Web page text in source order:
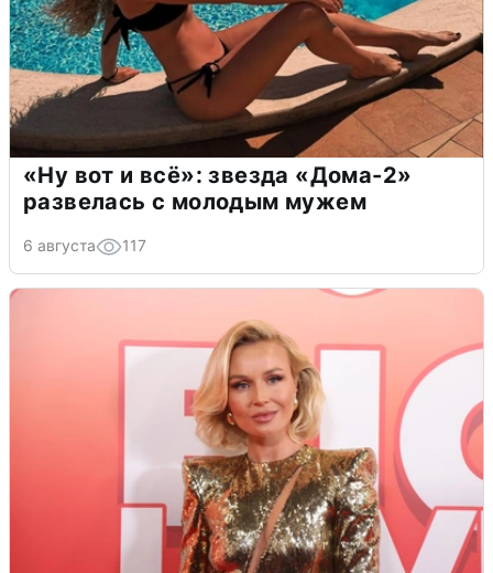
«Ну вот и всё»: звезда «Дома-2»
развелась с молодым мужем
6 августа 117